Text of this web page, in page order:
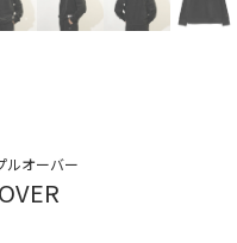
ルオーバー